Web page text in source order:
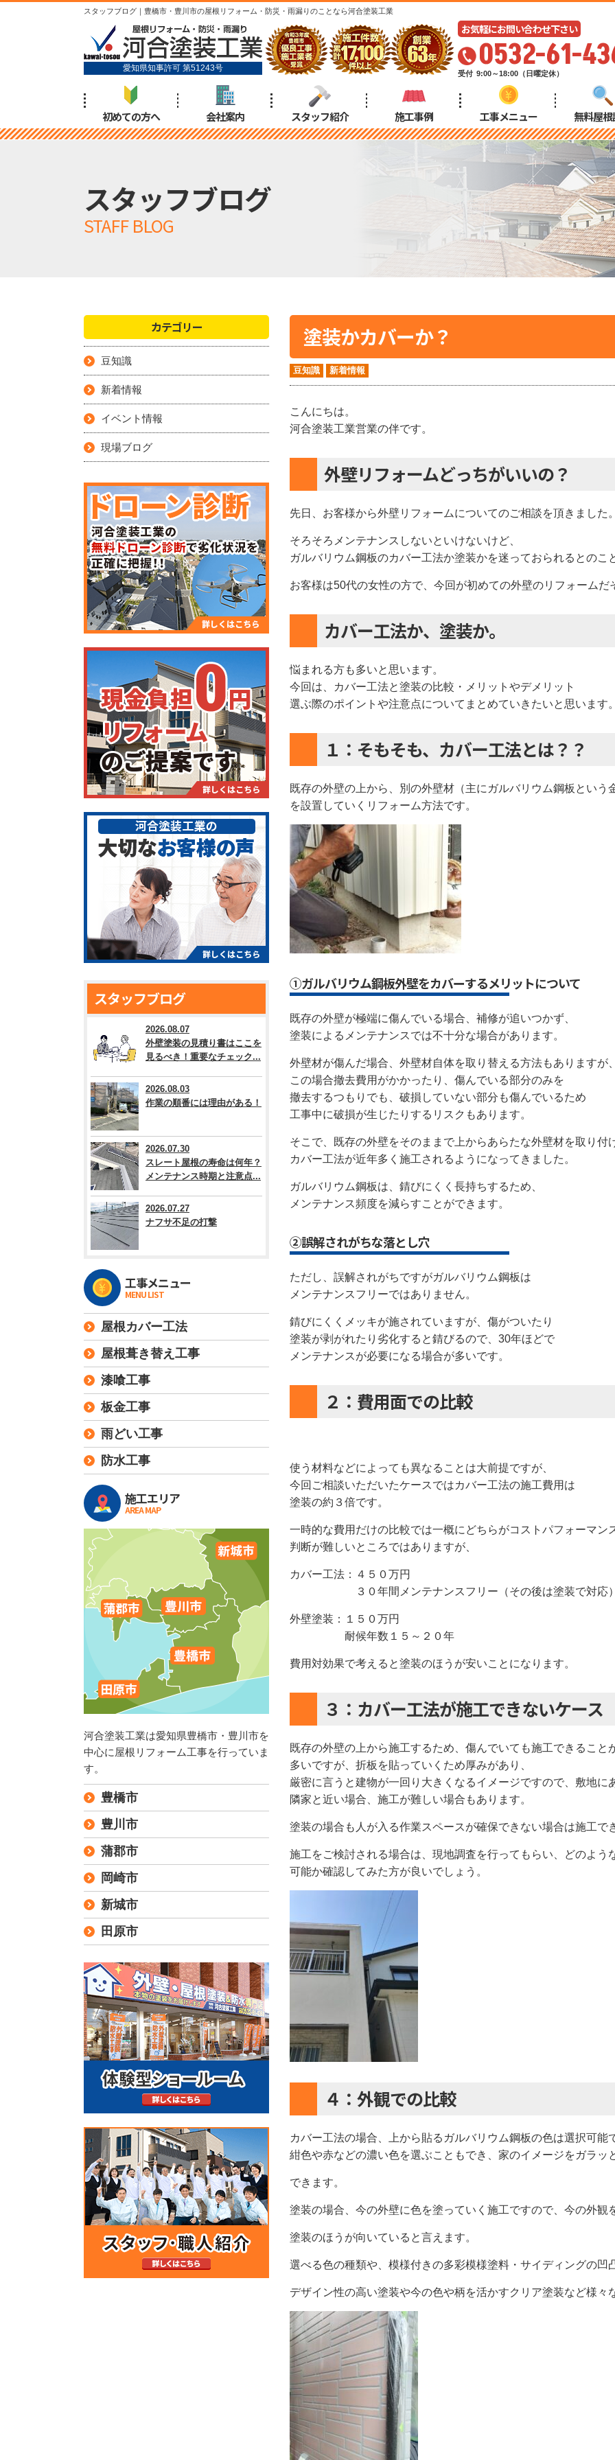
スタッフブログ｜豊橋市・豊川市の屋根リフォーム・防災・雨漏りのことなら河合塗装工業
愛知県知事許可 第51243号
お気軽にお問い合わせ下さい
0532-61-
受付 9:00～18:00（日曜定休）
初めての方へ 会社案内 スタッフ紹介 施工事例 工事メニュー 無料屋
スタッフブログ
STAFF BLOG
塗装かカバーか？
豆知識 新着情報
こんにちは。
河合塗装工業営業の伴です。
外壁リフォームどっちがいいの？
先日、お客様から外壁リフォームについてのご相談を頂きました
そろそろメンテナンスしないといけないけど、
ガルバリウム鋼板のカバー工法か塗装かを迷っておられるとのこ
お客様は50代の女性の方で、今回が初めての外壁のリフォームだ
カバー工法か、塗装か。
悩まれる方も多いと思います。
今回は、カバー工法と塗装の比較・メリットやデメリット
選ぶ際のポイントや注意点についてまとめていきたいと思います
１：そもそも、カバー工法とは？？
既存の外壁の上から、別の外壁材（主にガルバリウム鋼板という
を設置していくリフォーム方法です。
①ガルバリウム鋼板外壁をカバーするメリットについて
既存の外壁が極端に傷んでいる場合、補修が追いつかず、
塗装によるメンテナンスでは不十分な場合があります。
外壁材が傷んだ場合、外壁材自体を取り替える方法もありますが
この場合撤去費用がかかったり、傷んでいる部分のみを
撤去するつもりでも、破損していない部分も傷んでいるため
工事中に破損が生じたりするリスクもあります。
そこで、既存の外壁をそのままで上からあらたな外壁材を取り付
カバー工法が近年多く施工されるようになってきました。
ガルバリウム鋼板は、錆びにくく長持ちするため、
メンテナンス頻度を減らすことができます。
②誤解されがちな落とし穴
ただし、誤解されがちですがガルバリウム鋼板は
メンテナンスフリーではありません。
錆びにくくメッキが施されていますが、傷がついたり
塗装が剥がれたり劣化すると錆びるので、30年ほどで
メンテナンスが必要になる場合が多いです。
２：費用面での比較
使う材料などによっても異なることは大前提ですが、
今回ご相談いただいたケースではカバー工法の施工費用は
塗装の約３倍です。
一時的な費用だけの比較では一概にどちらがコストパフォーマン
判断が難しいところではありますが、
カバー工法：４５０万円
３０年間メンテナンスフリー（その後は塗装で対応
外壁塗装：１５０万円
耐候年数１５～２０年
費用対効果で考えると塗装のほうが安いことになります。
３：カバー工法が施工できないケース
既存の外壁の上から施工するため、傷んでいても施工できること
多いですが、折板を貼っていくため厚みがあり、
厳密に言うと建物が一回り大きくなるイメージですので、敷地に
隣家と近い場合、施工が難しい場合もあります。
塗装の場合も人が入る作業スペースが確保できない場合は施工で
施工をご検討される場合は、現地調査を行ってもらい、どのよう
可能か確認してみた方が良いでしょう。
４：外観での比較
カバー工法の場合、上から貼るガルバリウム鋼板の色は選択可能
紺色や赤などの濃い色を選ぶこともでき、家のイメージをガラッ
できます。
塗装の場合、今の外壁に色を塗っていく施工ですので、今の外観
塗装のほうが向いていると言えます。
選べる色の種類や、模様付きの多彩模様塗料・サイディングの凹
デザイン性の高い塗装や今の色や柄を活かすクリア塗装など様々
カテゴリー
豆知識
新着情報
イベント情報
現場ブログ
スタッフブログ
2026.08.07
外壁塗装の見積り書はここを
見るべき！重要なチェック...
2026.08.03
作業の順番には理由がある！
2026.07.30
スレート屋根の寿命は何年？
メンテナンス時期と注意点...
2026.07.27
ナフサ不足の打撃
工事メニュー
MENU LIST
屋根カバー工法
屋根葺き替え工事
漆喰工事
板金工事
雨どい工事
防水工事
施工エリア
AREA MAP
河合塗装工業は愛知県豊橋市・豊川市を
中心に屋根リフォーム工事を行っていま
す。
豊橋市
豊川市
蒲郡市
岡崎市
新城市
田原市